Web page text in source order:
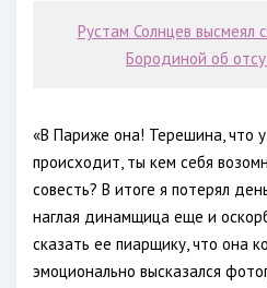
Рустам Солнцев высмеял
Бородиной об
«В Париже она! Терешина, что у
происходит, ты кем себя
совесть? В итоге я потерял
наглая динамщица еще и
сказать ее пиарщику, что она
эмоционально высказался